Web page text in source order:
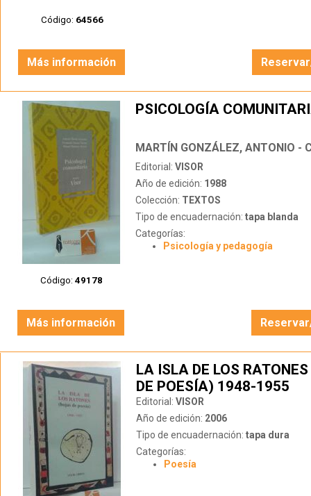
Código: 64566
Más información
Código: 49178
PSICOLOGÍA
Editorial: VISOR
Año de edición: 1988
Colección: TEXTOS
Tipo de encuadernación: tapa blanda
Categorías:
Psicología y pedagogía
Más información
LA ISLA DE LOS
DE POESÍA) 1948-1955
Editorial: VISOR
Año de edición: 2006
Tipo de encuadernación: tapa dura
Categorías:
Poesía